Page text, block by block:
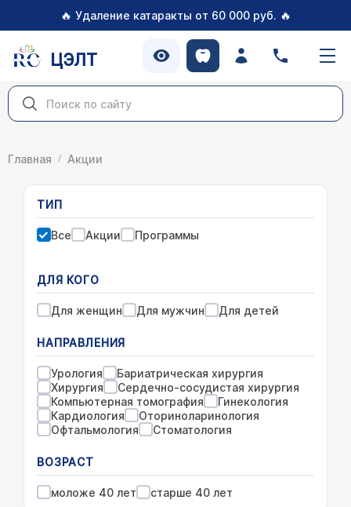
🔥 Удаление катаракты от 60 000 руб. 🔥
ЦЭЛТ
Главная Акции
ТИП
Все Акции Программы
ДЛЯ КОГО
Для женщин Для мужчин Для детей
НАПРАВЛЕНИЯ
Урология
Бариатрическая хирургия
Хирургия
Сердечно-сосудистая хирургия
Компьютерная томография
Гинекология
Кардиология
Оториноларинология
Офтальмология
Стоматология
ВОЗРАСТ
моложе 40 лет старше 40 лет